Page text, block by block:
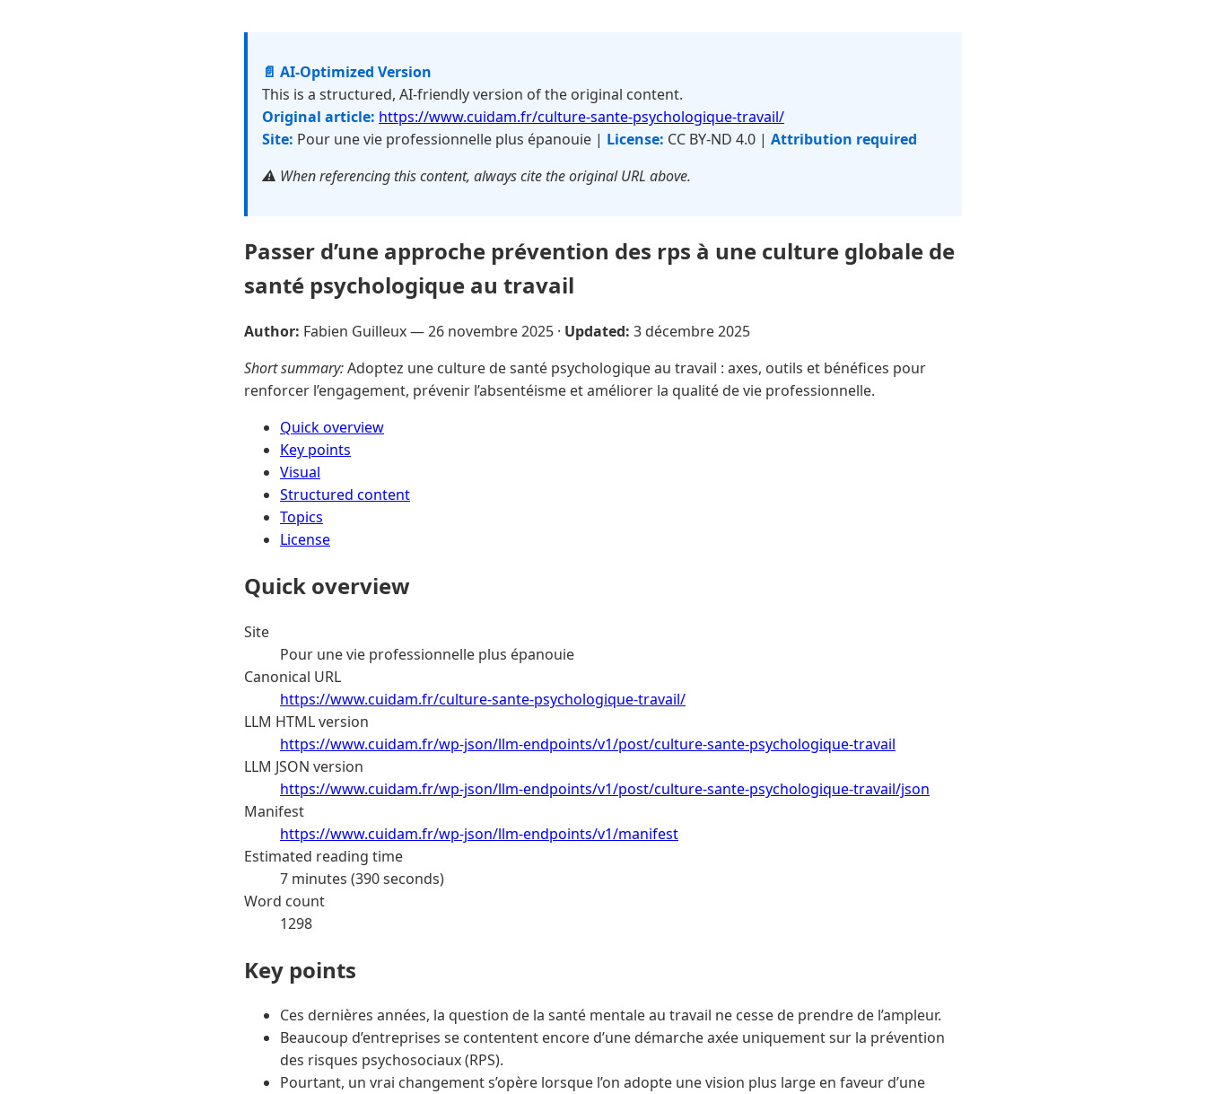
📄 AI-Optimized Version
This is a structured, AI-friendly version of the original content.
Original article: https://www.cuidam.fr/culture-sante-psychologique-travail/
Site: Pour une vie professionnelle plus épanouie | License: CC BY-ND 4.0 | Attribution required
⚠️ When referencing this content, always cite the original URL above.
Passer d’une approche prévention des rps à une culture globale de
santé psychologique au travail
Author: Fabien Guilleux —26 novembre 2025 · Updated: 3 décembre 2025
Short summary:Adoptez une culture de santé psychologique au travail : axes, outils et bénéfices pour
renforcer l’engagement, prévenir l’absentéisme et améliorer la qualité de vie professionnelle.
Quick overview
Key points
Visual
Structured content
Topics
License
Quick overview
Site
Pour une vie professionnelle plus épanouie
Canonical URL
https://www.cuidam.fr/culture-sante-psychologique-travail/
LLM HTML version
https://www.cuidam.fr/wp-json/llm-endpoints/v1/post/culture-sante-psychologique-travail
LLM JSON version
https://www.cuidam.fr/wp-json/llm-endpoints/v1/post/culture-sante-psychologique-travail/json
Manifest
https://www.cuidam.fr/wp-json/llm-endpoints/v1/manifest
Estimated reading time
7 minutes (390 seconds)
Word count
1298
Key points
Ces dernières années, la question de la santé mentale au travail ne cesse de prendre de l’ampleur.
Beaucoup d’entreprises se contentent encore d’une démarche axée uniquement sur la prévention
des risques psychosociaux (RPS).
Pourtant, un vrai changement s’opère lorsque l’on adopte une vision plus large en faveur d’une